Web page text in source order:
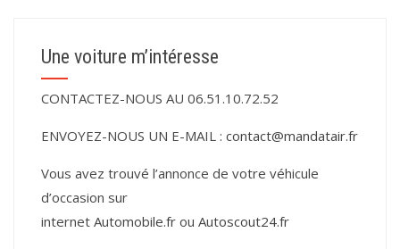
Une voiture m’intéresse
CONTACTEZ-NOUS AU 06.51.10.72.52
ENVOYEZ-NOUS UN E-MAIL : contact@mandatair.fr
Vous avez trouvé l’annonce de votre véhicule
d’occasion sur
internet Automobile.fr ou Autoscout24.fr